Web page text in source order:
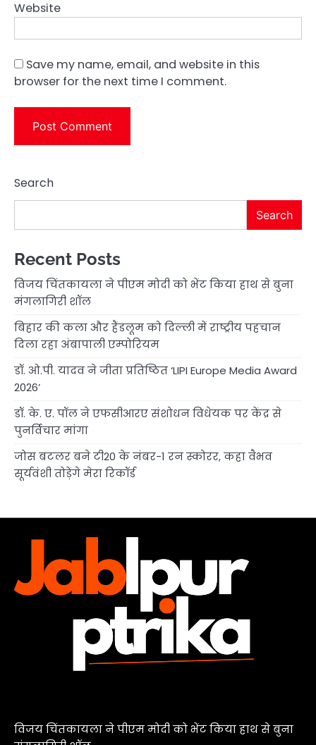
Website
Save my name, email, and website in this
browser for the next time I comment.
Search
Search
Recent Posts
विजय चिंतकायला ने पीएम मोदी को भेंट किया हाथ से बुना
मंगलागिरी शॉल
बिहार की कला और हैंडलूम को दिल्ली में राष्ट्रीय पहचान
दिला रहा अंबापाली एम्पोरियम
डॉ. ओ.पी. यादव ने जीता प्रतिष्ठित ‘LIPI Europe Media Award
2026’
डॉ. के. ए. पॉल ने एफसीआरए संशोधन विधेयक पर केंद्र से
पुनर्विचार मांगा
जोस बटलर बने टी20 के नंबर-1 रन स्कोरर, कहा वैभव
सूर्यवंशी तोड़ेंगे मेरा रिकॉर्ड
विजय चिंतकायला ने पीएम मोदी को भेंट किया हाथ से बुना